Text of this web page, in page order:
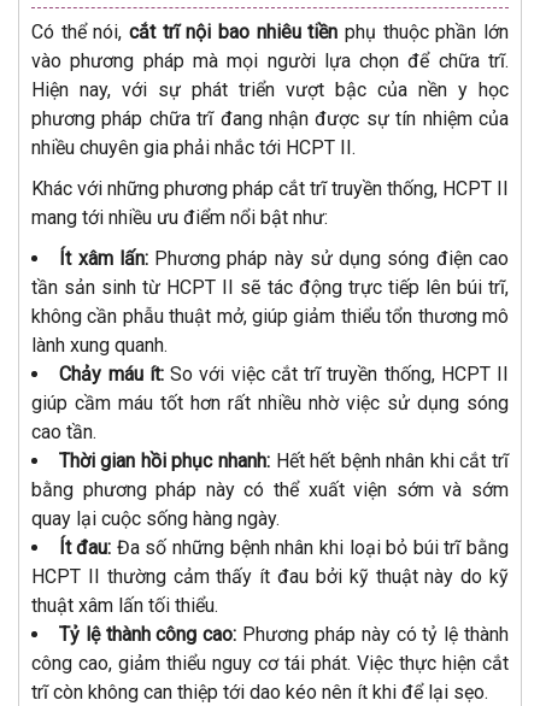
Có thể nói, cắt trĩ nội bao nhiêu tiền phụ thuộc phần lớn
vào phương pháp mà mọi người lựa chọn để chữa trĩ.
Hiện nay, với sự phát triển vượt bậc của nền y học
phương pháp chữa trĩ đang nhận được sự tín nhiệm của
nhiều chuyên gia phải nhắc tới HCPT II.
Khác với những phương pháp cắt trĩ truyền thống, HCPT II
mang tới nhiều ưu điểm nổi bật như:
Ít xâm lấn:Phương pháp này sử dụng sóng điện cao
tần sản sinh từ HCPT II sẽ tác động trực tiếp lên búi trĩ,
không cần phẫu thuật mở, giúp giảm thiểu tổn thương mô
lành xung quanh.
Chảy máu ít:So với việc cắt trĩ truyền thống, HCPT II
giúp cầm máu tốt hơn rất nhiều nhờ việc sử dụng sóng
cao tần.
Thời gian hồi phục nhanh:Hết hết bệnh nhân khi cắt trĩ
bằng phương pháp này có thể xuất viện sớm và sớm
quay lại cuộc sống hàng ngày.
Ít đau: Đa số những bệnh nhân khi loại bỏ búi trĩ bằng
HCPT II thường cảm thấy ít đau bởi kỹ thuật này do kỹ
thuật xâm lấn tối thiểu.
Tỷ lệ thành công cao: Phương pháp này có tỷ lệ thành
công cao, giảm thiểu nguy cơ tái phát. Việc thực hiện cắt
trĩ còn không can thiệp tới dao kéo nên ít khi để lại sẹo.